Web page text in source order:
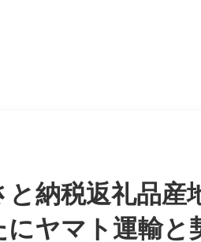
と納税返礼品産
にヤマト運輸と